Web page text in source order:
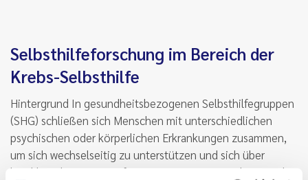
Selbsthilfeforschung im Bereich der
Krebs-Selbsthilfe
Hintergrund In gesundheitsbezogenen Selbsthilfegruppen
(SHG) schließen sich Menschen mit unterschiedlichen
psychischen oder körperlichen Erkrankungen zusammen,
um sich wechselseitig zu unterstützen und sich über
krankheitsbezogene Informationen auszutauschen. Nach